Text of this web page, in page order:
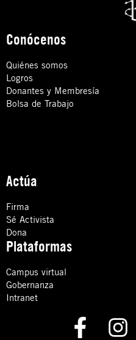
Conócenos
Quiénes somos
Logros
Donantes y Membresía
Bolsa de Trabajo
Actúa
Firma
Sé Activista
Dona
Plataformas
Campus virtual
Gobernanza
Intranet